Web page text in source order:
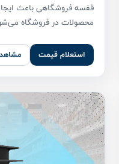
قفسه فروشگاهی باعث
محصولات در فروشگاه
استعلام قیمت